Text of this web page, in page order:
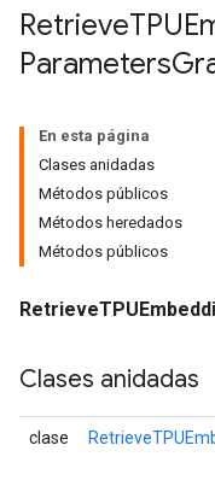
Retrieve
Parameters
En esta página
Clases anidadas
Métodos públicos
Métodos heredados
Métodos públicos
Clases anidadas
clase